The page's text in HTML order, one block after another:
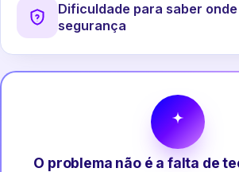
Dificuldade para saber
segurança
O problema não é a falta de